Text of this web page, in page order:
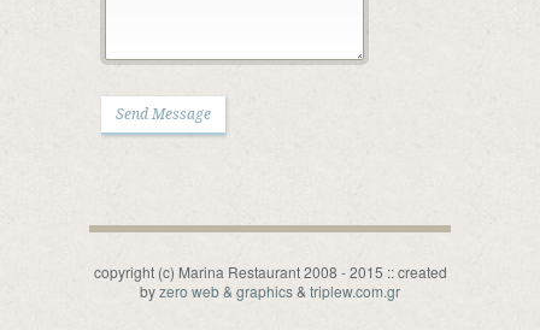
copyright (c) Marina Restaurant 2008 - 2015 :: created
byzero web & graphics& triplew.com.gr